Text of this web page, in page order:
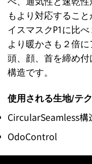
もより対応するこ
イスマスクP1に比
より暖かさも２倍に
頭、顔、首を締め
構造です。
使用される生地/テ
CircularSeamless構
OdoControl